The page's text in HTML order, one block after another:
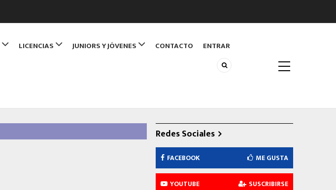
LICENCIAS JUNIORS Y JÓVENES CONTACTO ENTRAR
Redes Sociales
FACEBOOK ME GUSTA
YOUTUBE SUSCRIBIRSE